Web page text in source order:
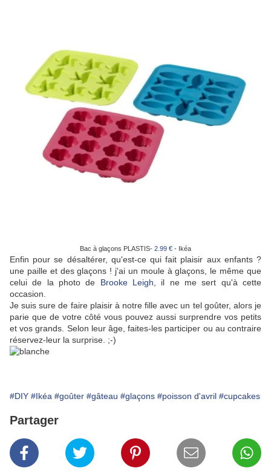
Bac à glaçons PLASTIS- 2.99 € - Ikéa
Enfin pour se désaltérer, qu'est-ce qui fait plaisir aux enfants ?
une paille et des glaçons ! j'ai un moule à glaçons, le même que
celui de la photo de Brooke Leigh, il ne me sert qu'à cette
occasion.
Je suis sure de faire plaisir à notre fille avec un tel goûter, alors je
parie que de votre côté vous pouvez aussi surprendre vos petits
et vos grands. Selon leur âge, faites-les participer ou au contraire
réservez-leur la surprise. ;-)
#DIY #Ikéa #goûter #gâteau #glaçons #poisson d'avril #cupcakes
Partager